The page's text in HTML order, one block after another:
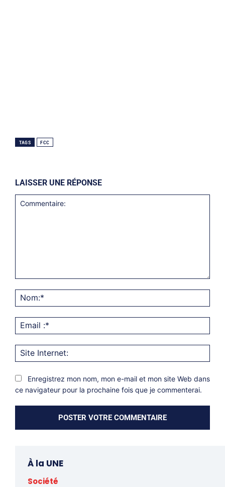
TAGS FCC
LAISSER UNE RÉPONSE
:*
Enregistrez mon nom, mon e-mail et mon site Web dans
ce navigateur pour la prochaine fois que je commenterai.
À la UNE
Société